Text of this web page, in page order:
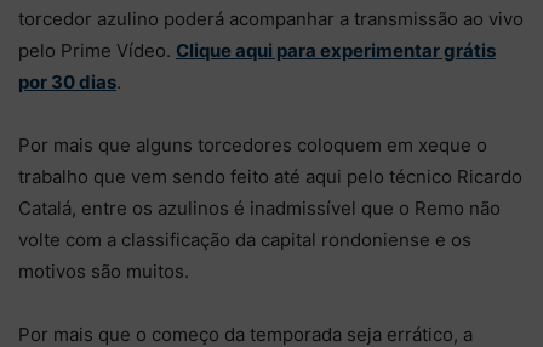
torcedor azulino poderá acompanhar a transmissão ao vivo
pelo Prime Vídeo. Clique aqui para experimentar grátis
por 30 dias.
Por mais que alguns torcedores coloquem em xeque o
trabalho que vem sendo feito até aqui pelo técnico Ricardo
Catalá, entre os azulinos é inadmissível que o Remo não
volte com a classificação da capital rondoniense e os
motivos são muitos.
Por mais que o começo da temporada seja errático, a